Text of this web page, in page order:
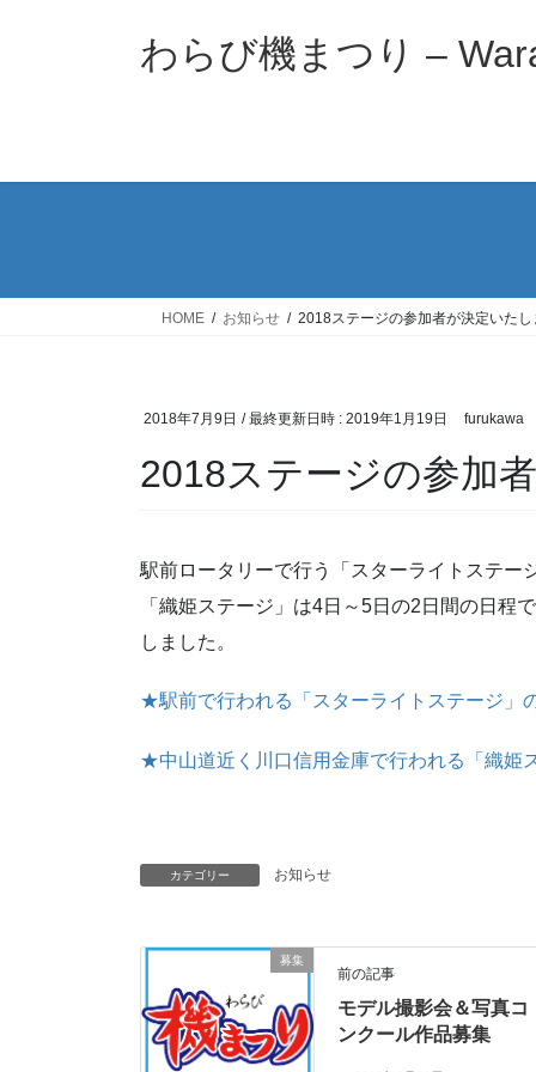
ス
ン
わらび機まつり –
HOME お知らせ 2018ステージの参加者が決定いたし
2018年7月9日 / 最終更新日時 : 2019年1月19日 furukawa
2018ステージの参加
駅前ロータリーで行う「スターライトステー
「織姫ステージ」は4日～5日の2日間の日程
しました。
★駅前で行われる「スターライトステージ」
★中山道近く川口信用金庫で行われる「織姫
カテゴリー お知らせ
募集
前の記事
モデル撮影会＆写真コ
ンクール作品募集